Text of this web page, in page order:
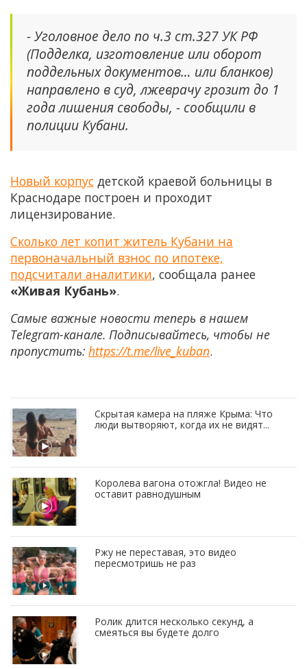
- Уголовное дело по ч.3 ст.327 УК РФ
(Подделка, изготовление или оборот
поддельных документов… или бланков)
направлено в суд, лжеврачу грозит до 1
года лишения свободы, - сообщили в
полиции Кубани.
Новый корпус детской краевой больницы в
Краснодаре построен и проходит
лицензирование.
Сколько лет копит житель Кубани на
первоначальный взнос по ипотеке,
подсчитали аналитики, сообщала ранее
«Живая Кубань».
Самые важные новости теперь в нашем
Telegram-канале. Подписывайтесь, чтобы не
пропустить: https://t.me/live_kuban.
Скрытая камера на пляже Крыма: Что
люди вытворяют, когда их не видят...
Королева вагона отожгла! Видео не
оставит равнодушным
Ржу не переставая, это видео
пересмотришь не раз
Ролик длится несколько секунд, а
смеяться вы будете долго